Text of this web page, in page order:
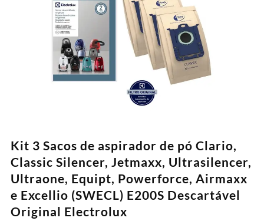
Kit 3 Sacos de aspirador de pó Clario,
Classic Silencer, Jetmaxx, Ultrasilencer,
Ultraone, Equipt, Powerforce, Airmaxx
e Excellio (SWECL) E200S Descartável
Original Electrolux